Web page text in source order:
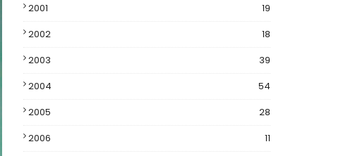
2001
19
2002
18
2003
39
2004
54
2005
28
2006
11